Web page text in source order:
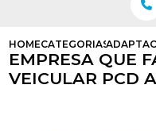
HOMECATEGORIAS
EMPRESA QUE
VEICULAR PCD